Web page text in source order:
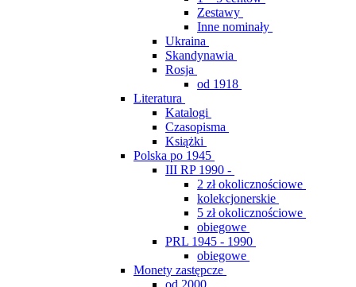
Zestawy
Inne nominały
Ukraina
Skandynawia
Rosja
od 1918
Literatura
Katalogi
Czasopisma
Książki
Polska po 1945
III RP 1990 -
2 zł okolicznościowe
kolekcjonerskie
5 zł okolicznościowe
obiegowe
PRL 1945 - 1990
obiegowe
Monety zastępcze
od 2000